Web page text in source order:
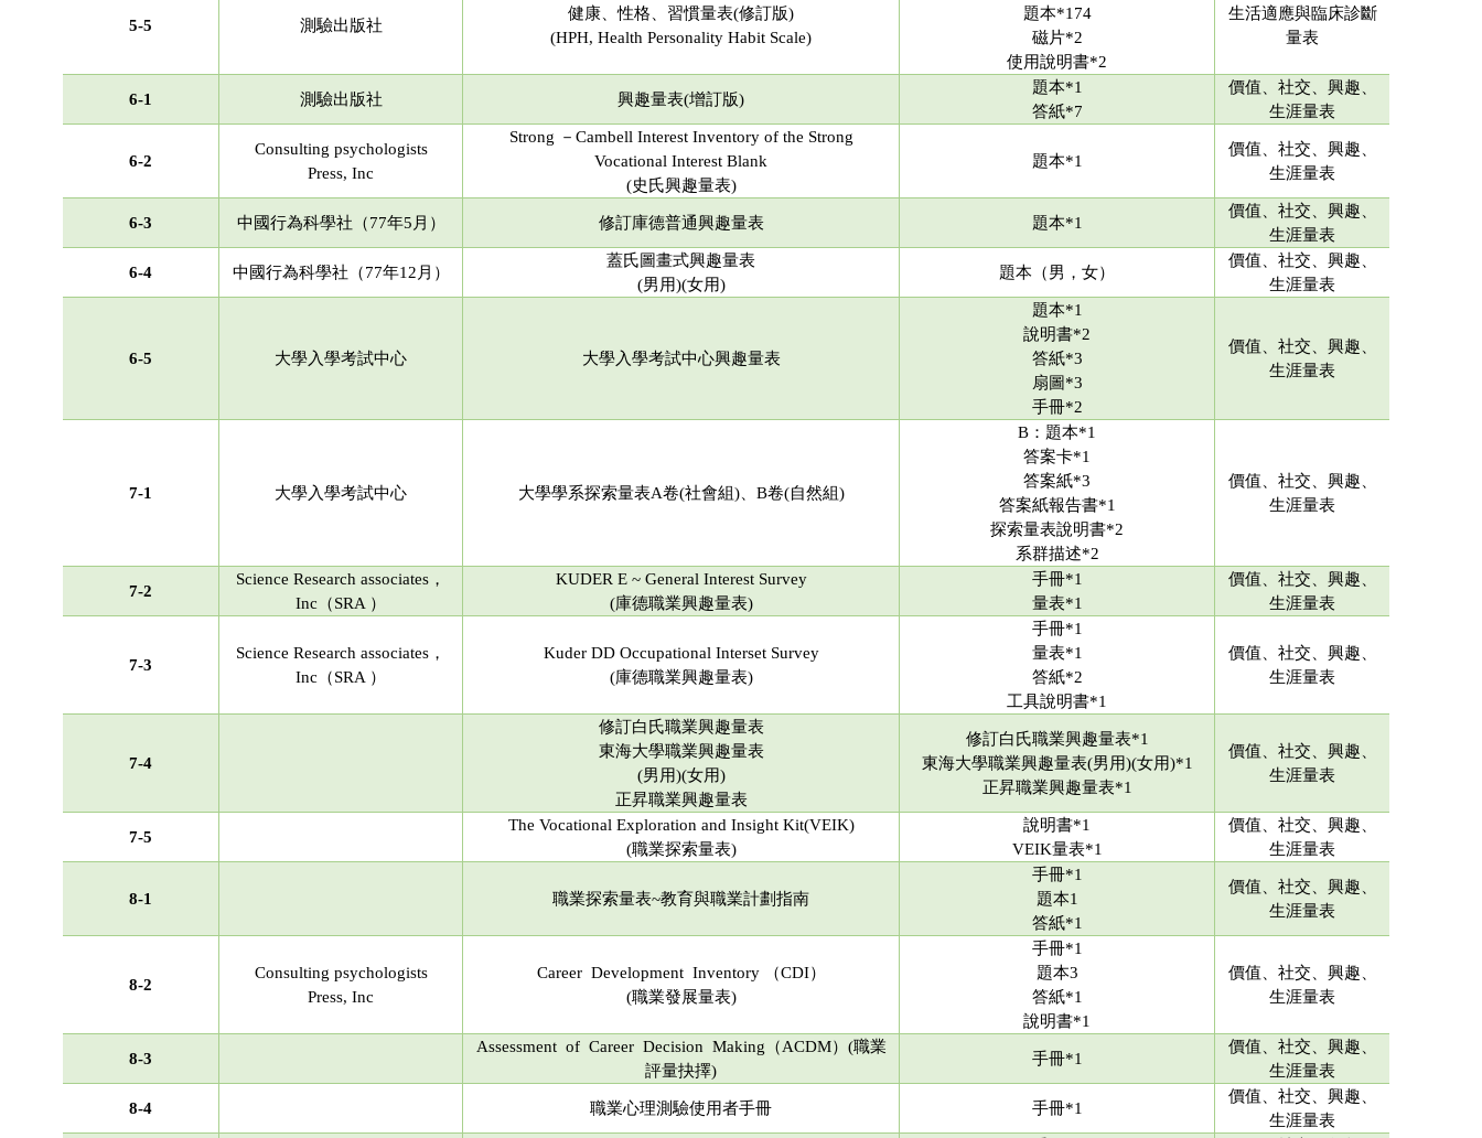
5-5 測驗出版社
健康、性格、習慣量表(修訂版)
(HPH, Health Personality Habit Scale)
題本*174
磁片*2
使用說明書*2
生活適應與臨床診斷
量表
6-1 測驗出版社 興趣量表(增訂版)
題本*1
答紙*7
價值、社交、興趣、
生涯量表
6-2
Consulting psychologists
Press, Inc
Strong －Cambell Interest Inventory of the Strong
Vocational Interest Blank
(史氏興趣量表)
題本*1
價值、社交、興趣、
生涯量表
6-3 中國行為科學社（77年5月） 修訂庫德普通興趣量表 題本*1
價值、社交、興趣、
生涯量表
6-4 中國行為科學社（77年12月）
蓋氏圖畫式興趣量表
(男用)(女用)
題本（男，女）
價值、社交、興趣、
生涯量表
6-5 大學入學考試中心 大學入學考試中心興趣量表
題本*1
說明書*2
答紙*3
扇圖*3
手冊*2
價值、社交、興趣、
生涯量表
7-1 大學入學考試中心 大學學系探索量表A卷(社會組)、B卷(自然組)
B：題本*1
答案卡*1
答案紙*3
答案紙報告書*1
探索量表說明書*2
系群描述*2
價值、社交、興趣、
生涯量表
7-2
Science Research associates，
Inc（SRA ）
KUDER E ~ General Interest Survey
(庫德職業興趣量表)
手冊*1
量表*1
價值、社交、興趣、
生涯量表
7-3
Science Research associates，
Inc（SRA ）
Kuder DD Occupational Interset Survey
(庫德職業興趣量表)
手冊*1
量表*1
答紙*2
工具說明書*1
價值、社交、興趣、
生涯量表
7-4
修訂白氏職業興趣量表
東海大學職業興趣量表
(男用)(女用)
正昇職業興趣量表
修訂白氏職業興趣量表*1
東海大學職業興趣量表(男用)(女用)*1
正昇職業興趣量表*1
價值、社交、興趣、
生涯量表
7-5
The Vocational Exploration and Insight Kit(VEIK)
(職業探索量表)
說明書*1
VEIK量表*1
價值、社交、興趣、
生涯量表
8-1 職業探索量表~教育與職業計劃指南
手冊*1
題本1
答紙*1
價值、社交、興趣、
生涯量表
8-2
Consulting psychologists
Press, Inc
Career Development Inventory （CDI）
(職業發展量表)
手冊*1
題本3
答紙*1
說明書*1
價值、社交、興趣、
生涯量表
8-3
Assessment of Career Decision Making（ACDM）(職業
評量抉擇)
手冊*1
價值、社交、興趣、
生涯量表
8-4 職業心理測驗使用者手冊 手冊*1
價值、社交、興趣、
生涯量表